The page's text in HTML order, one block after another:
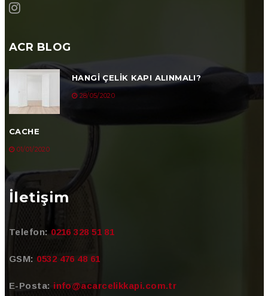
ACR BLOG
HANGI ÇELIK KAPI ALINMALI?
28/05/2020
CACHE
01/01/2020
İletişim
Telefon: 0216 328 51 81
GSM: 0532 476 48 61
E-Posta: info@acarcelikkapi.com.tr